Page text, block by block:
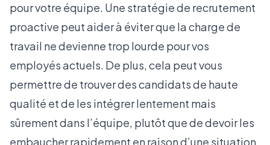
pour votre équipe. Une stratégie de recrutement
proactive peut aider à éviter que la charge de
travail ne devienne trop lourde pour vos
employés actuels. De plus, cela peut vous
permettre de trouver des candidats de haute
qualité et de les intégrer lentement mais
sûrement dans l’équipe, plutôt que de devoir les
embaucher rapidement en raison d’une situation